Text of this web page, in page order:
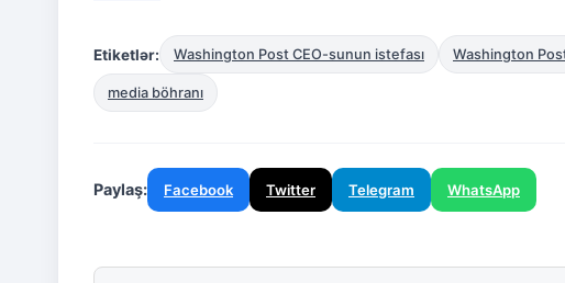
Etiketlər: Washington Post CEO-sunun istefası Washington
media böhranı
Paylaş: Facebook Twitter Telegram WhatsApp